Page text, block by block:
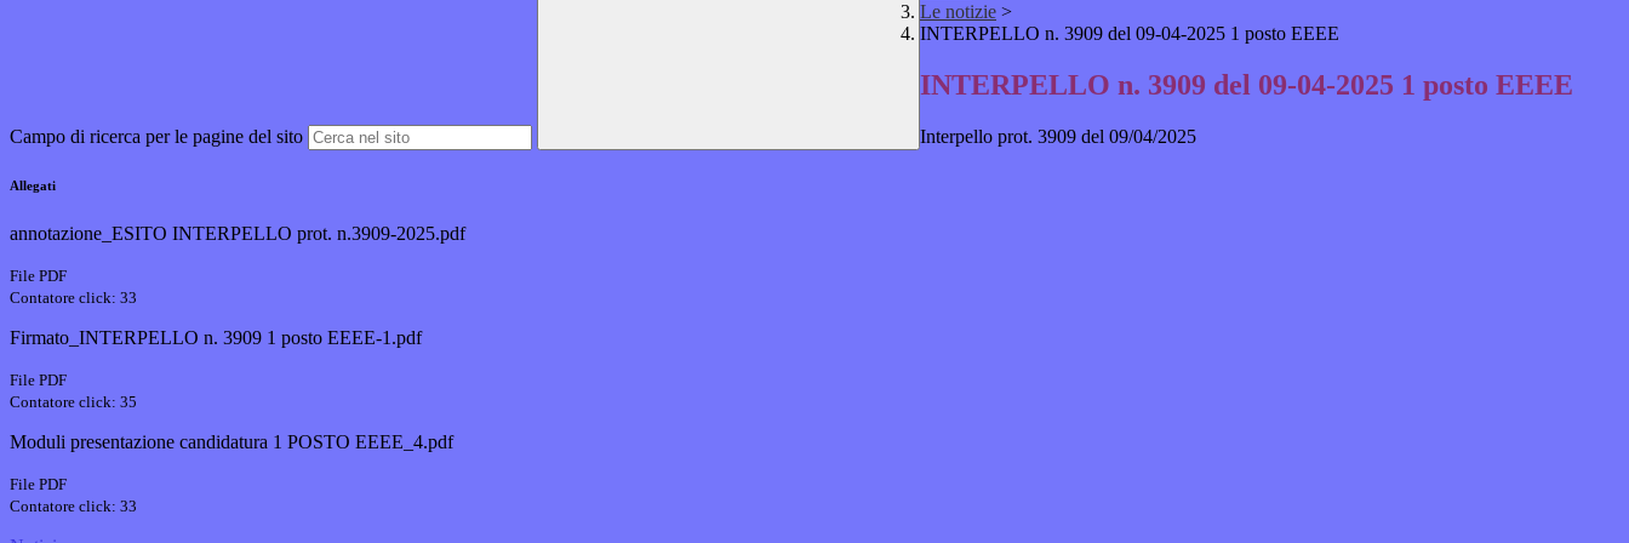
Campo di ricerca per le pagine del sito
Le notizie >
INTERPELLO n. 3909 del 09-04-2025 1 posto EEEE
INTERPELLO n. 3909 del 09-04-2025 1 posto EEEE
Interpello prot. 3909 del 09/04/2025
Allegati
annotazione_ESITO INTERPELLO prot. n.3909-2025.pdf
File PDF
Contatore click: 33
Firmato_INTERPELLO n. 3909 1 posto EEEE-1.pdf
File PDF
Contatore click: 35
Moduli presentazione candidatura 1 POSTO EEEE_4.pdf
File PDF
Contatore click: 33